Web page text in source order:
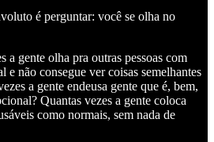
é perguntar: você se olha no
a gente olha pra outras pessoas com
e não consegue ver coisas semelhantes
a gente endeusa gente que é, bem,
Quantas vezes a gente coloca
como normais, sem nada de